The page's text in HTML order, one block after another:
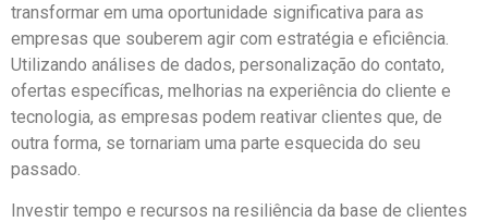
transformar em uma oportunidade significativa para as
empresas que souberem agir com estratégia e eficiência.
Utilizando análises de dados, personalização do contato,
ofertas específicas, melhorias na experiência do cliente e
tecnologia, as empresas podem reativar clientes que, de
outra forma, se tornariam uma parte esquecida do seu
passado.
Investir tempo e recursos na resiliência da base de clientes